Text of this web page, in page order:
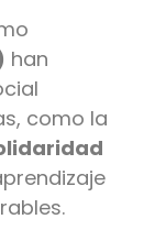
han
como la